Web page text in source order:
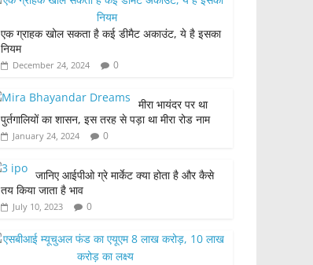
b
o
o
k
s
A
p
p
e
एक ग्राहक खोल सकता है कई डीमैट अकाउंट, ये है इसका
नियम
December 24, 2024 0
मीरा भायंदर पर था
पुर्तगालियों का शासन, इस तरह से पड़ा था मीरा रोड नाम
January 24, 2024 0
जानिए आईपीओ ग्रे मार्केट क्या होता है और कैसे
तय किया जाता है भाव
July 10, 2023 0